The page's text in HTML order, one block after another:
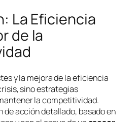
La Eficiencia
de la
y la mejora de la eficiencia
sino estrategias
la competitividad.
de acción detallado, basado en